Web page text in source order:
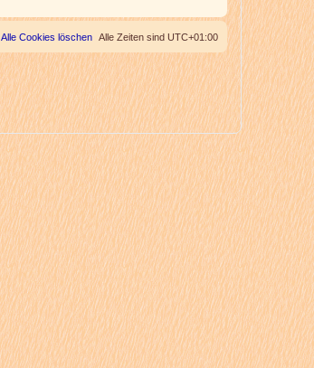
Alle Zeiten sind UTC+01:00
Alle Cookies löschen